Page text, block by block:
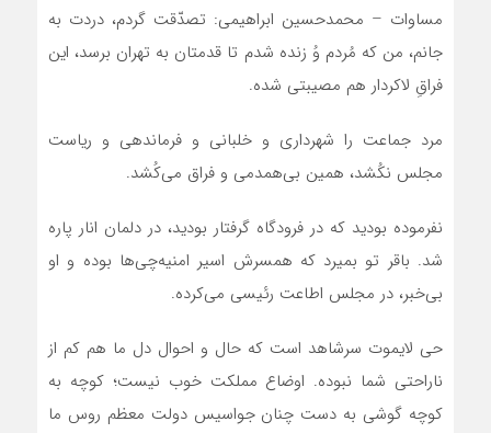
مساوات – محمدحسین ابراهیمی: تصدّقت گردم، دردت به
جانم، من که مُردم وُ زنده شدم تا قدمتان به تهران برسد، این
فراقِ لاکردار هم مصیبتی شده.
مرد جماعت را شهرداری و خلبانی و فرماندهی و ریاست
مجلس نکُشد، همین بی‌همدمی و فراق می‌کُشد.
نفرموده بودید که در فرودگاه گرفتار بودید، در دلمان انار پاره
شد. باقر تو بمیرد که همسرش اسیر امنیه‌چی‌ها بوده و او
بی‌خبر، در مجلس اطاعت رئیسی می‌کرده.
حی لایموت سرشاهد است که حال و احوال دل ما هم کم از
ناراحتی شما نبوده. اوضاع مملکت خوب نیست؛ کوچه به
کوچه گوشی به دست چنان جواسیس دولت معظم روس ما